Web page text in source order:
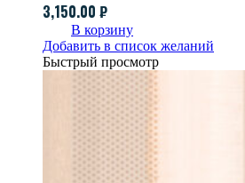
3,150.00 ₽
В корзину
Добавить в список желаний
Быстрый просмотр